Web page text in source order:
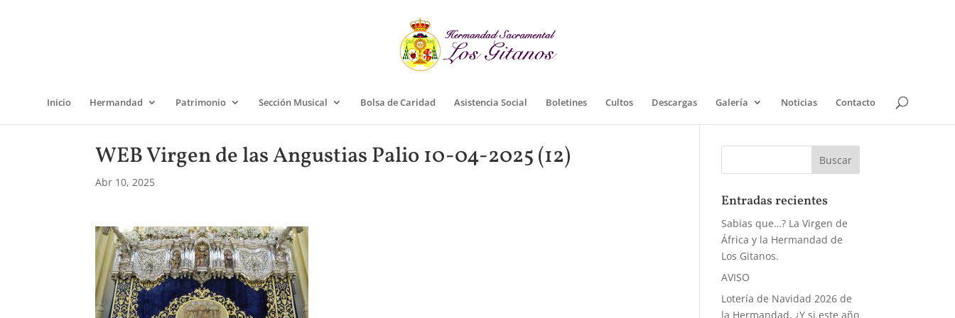
Inicio Hermandad Patrimonio Sección Musical Bolsa de Caridad Asistencia Social Boletines Cultos Descargas Galería Noticias Contacto
WEB Virgen de las Angustias Palio 10-04-2025 (12)
Abr 10, 2025
Entradas recientes
Sabias que…? La Virgen de
África y la Hermandad de
Los Gitanos.
AVISO
Lotería de Navidad 2026 de
la Hermandad, ¿Y si este año